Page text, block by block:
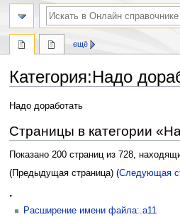
Категория:Надо
Перейти
навигации
Перейти
поиску
Надо доработать
Страницы в категории
Показано 200 страниц из 728,
(Предыдущая страница) (Следующая
.
Расширение имени файла:.a11
ещё